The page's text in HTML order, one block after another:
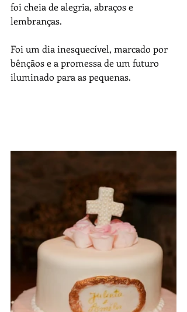
foi cheia de alegria, abraços e
lembranças.
Foi um dia inesquecível, marcado por
bênçãos e a promessa de um futuro
iluminado para as pequenas.